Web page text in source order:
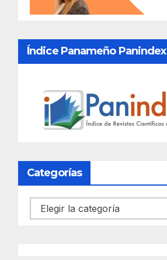
Índice Panameño Panindex
Categorías
Categorías